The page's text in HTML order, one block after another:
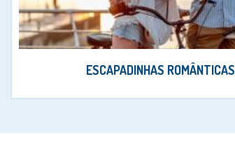
ESCAPADINHAS ROMÂNTICAS